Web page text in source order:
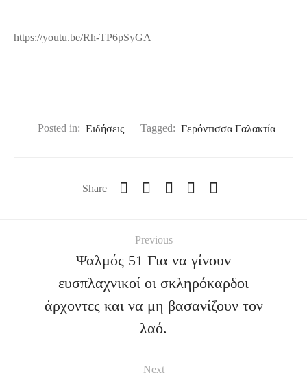
https://youtu.be/Rh-TP6pSyGA
Posted in: Ειδήσεις Tagged: Γερόντισσα Γαλακτία
Share
Previous
Ψαλμός 51 Για να γίνουν
ευσπλαχνικοί οι σκληρόκαρδοι
άρχοντες και να μη βασανίζουν τον
λαό.
Next